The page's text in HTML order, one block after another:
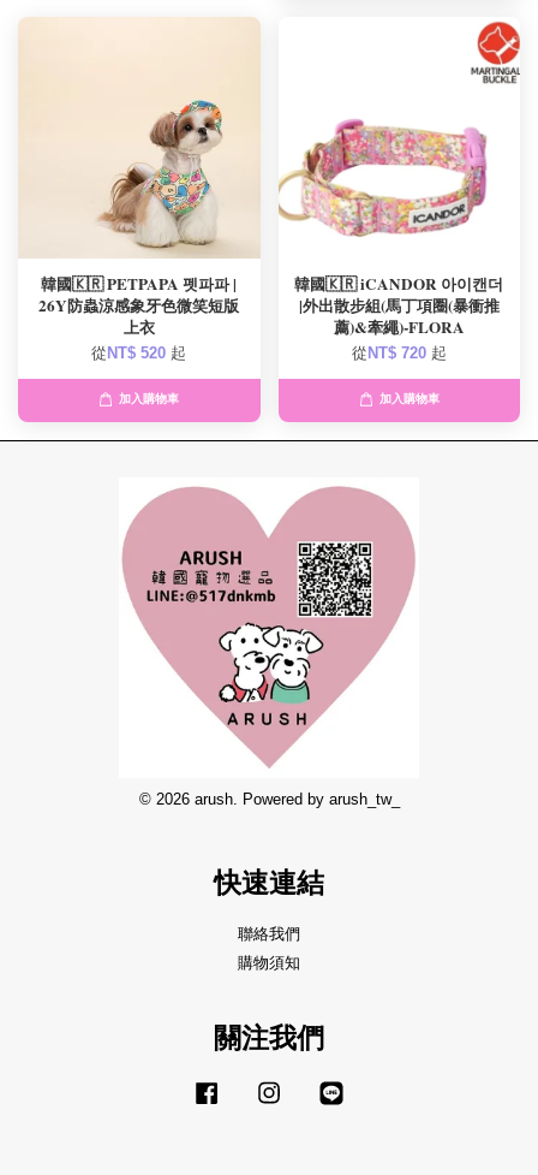
韓國🇰🇷 PETPAPA 펫파파 |
26Y防蟲涼感象牙色微笑短版
上衣
從 NT$ 520 起
加入購物車
韓國🇰🇷 iCANDOR 아이캔더
|外出散步組(馬丁項圈(暴衝推
薦)&牽繩)-FLORA
從 NT$ 720 起
加入購物車
© 2026 arush. Powered by arush_tw_
快速連結
聯絡我們
購物須知
關注我們
Facebook Instagram